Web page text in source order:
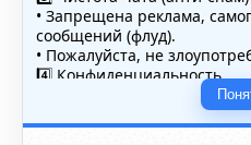
• Запрещена реклама,
сообщений (флуд).
• Пожалуйста, не
4️⃣ Конфиденциальность
• Не публикуйте личные
(телефоны, адреса,
5️⃣ Уместность контента